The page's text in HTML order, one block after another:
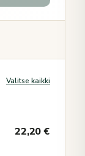
Valitse kaikki
22,20€